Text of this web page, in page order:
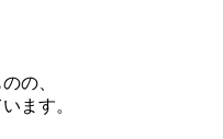
の、
ます。